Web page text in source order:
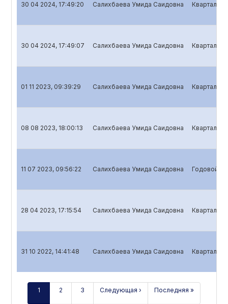
30 04 2024, 17:49:20 Салихбаева Умида Саидовна
30 04 2024, 17:49:07 Салихбаева Умида Саидовна
01 11 2023, 09:39:29 Салихбаева Умида Саидовна
08 08 2023, 18:00:13 Салихбаева Умида Саидовна
11 07 2023, 09:56:22 Салихбаева Умида Саидовна Годовой
28 04 2023, 17:15:54 Салихбаева Умида Саидовна
31 10 2022, 14:41:48 Салихбаева Умида Саидовна
1 2 3 Следующая › Последняя »